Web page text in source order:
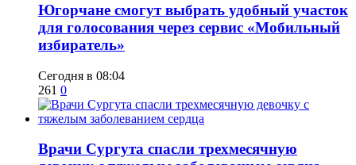
Югорчане смогут выбрать удобный участок
для голосования через сервис «Мобильный
избиратель»
Сегодня в 08:04
261 0
​Врачи Сургута спасли трехмесячную